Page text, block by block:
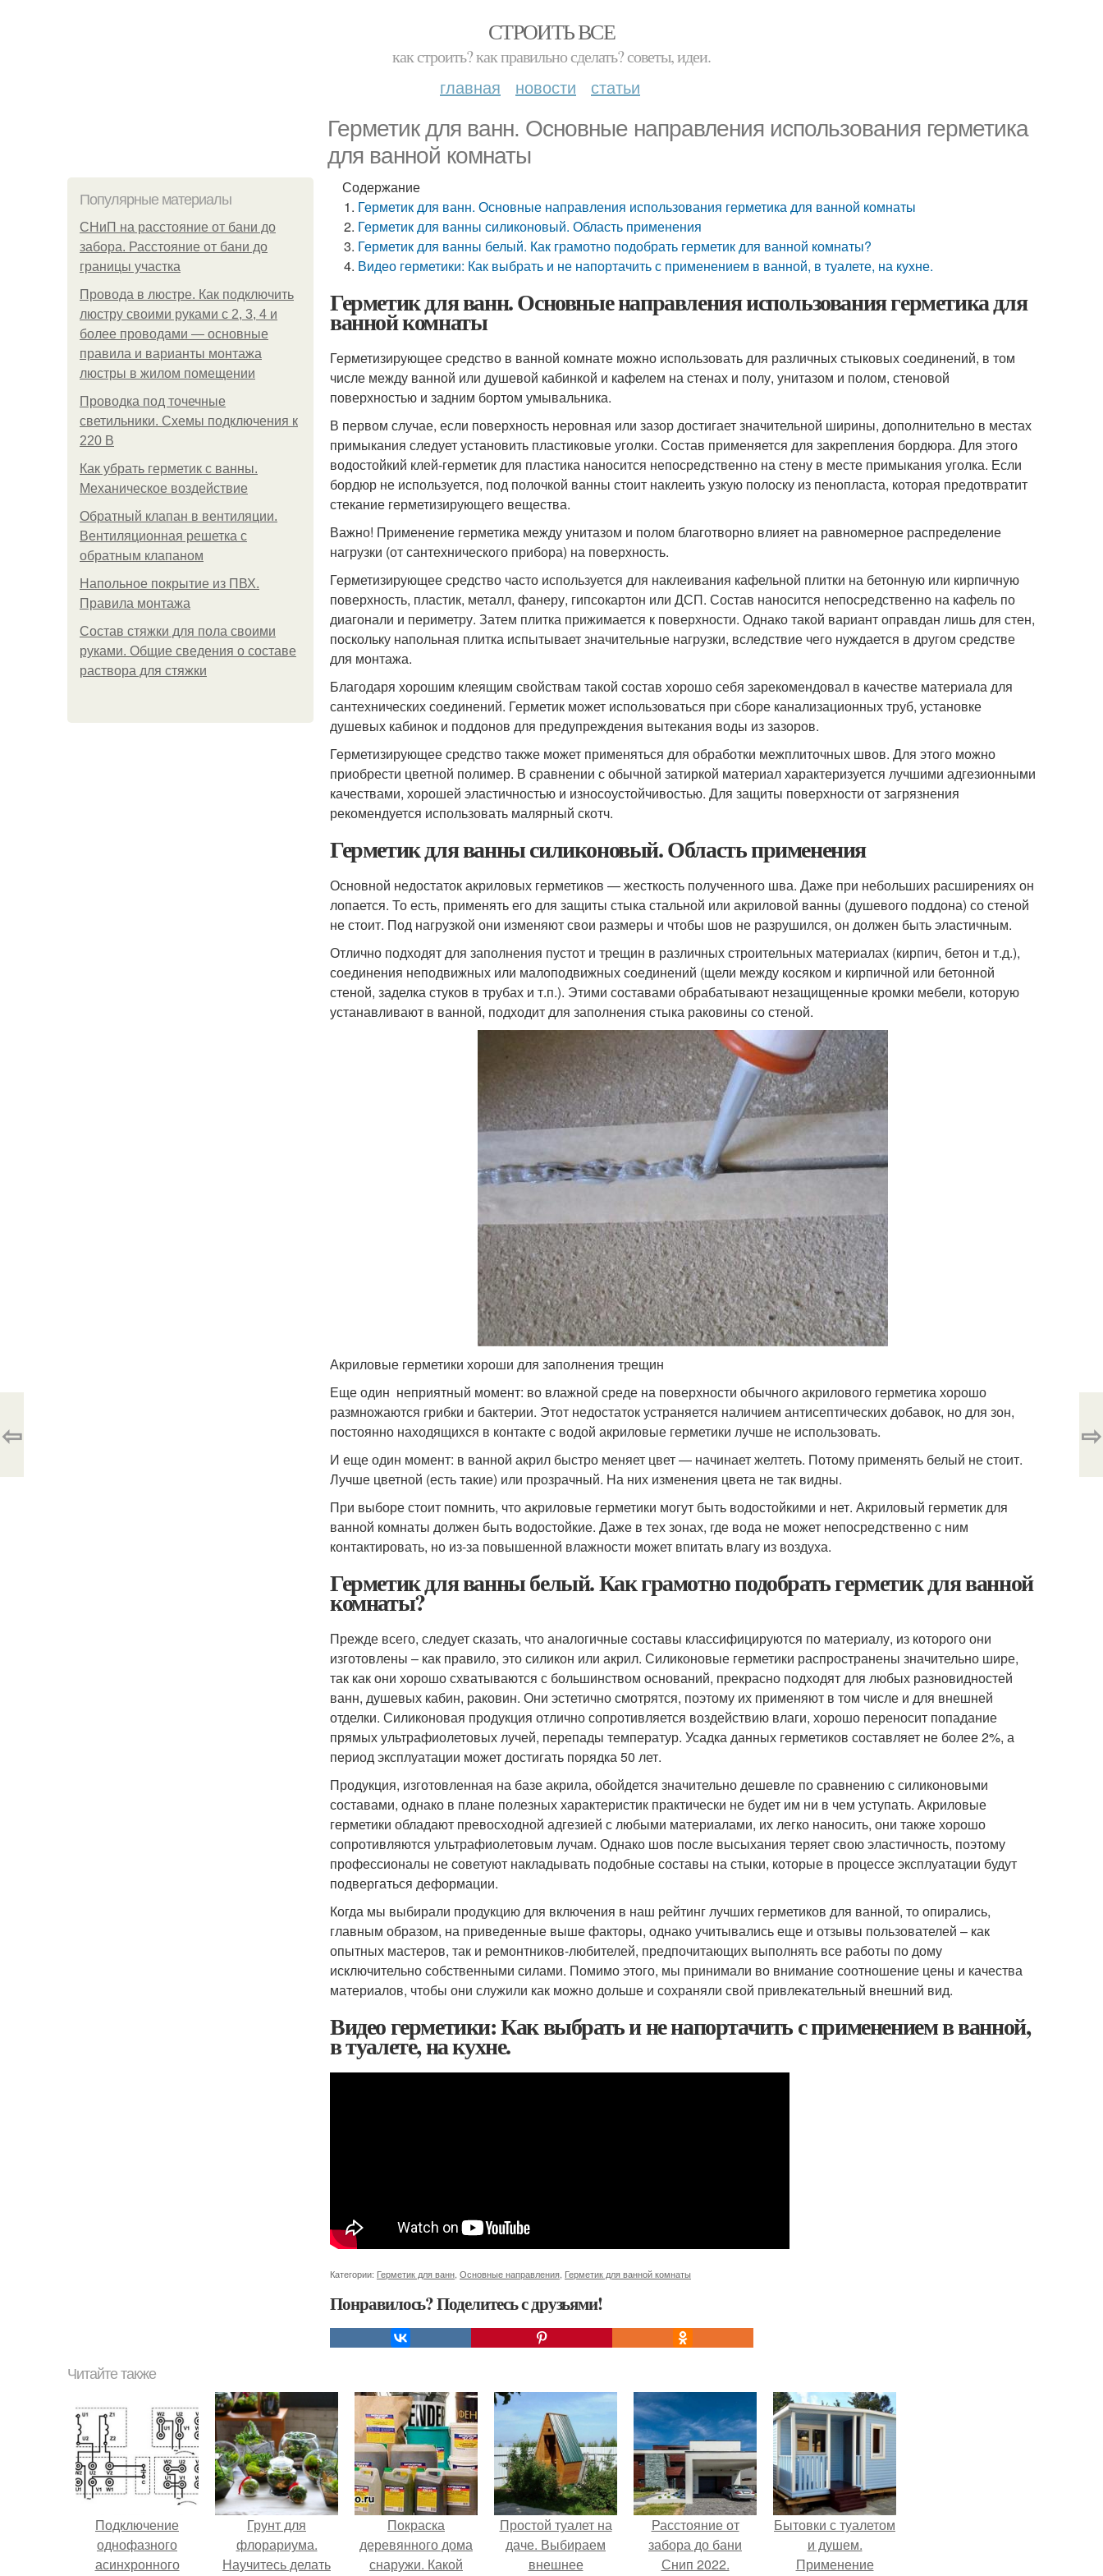
СТРОИТЬ ВСЕ
как строить? как правильно сделать? советы, идеи.
главная новости статьи
Герметик для ванн. Основные направления использования герметика
для ванной комнаты
Популярные материалы
СНиП на расстояние от бани до
забора. Расстояние от бани до
границы участка
Провода в люстре. Как подключить
люстру своими руками с 2, 3, 4 и
более проводами — основные
правила и варианты монтажа
люстры в жилом помещении
Проводка под точечные
светильники. Схемы подключения к
220 В
Как убрать герметик с ванны.
Механическое воздействие
Обратный клапан в вентиляции.
Вентиляционная решетка с
обратным клапаном
Напольное покрытие из ПВХ.
Правила монтажа
Состав стяжки для пола своими
руками. Общие сведения о составе
раствора для стяжки
Содержание
Герметик для ванн. Основные направления использования герметика для ванной комнаты
Герметик для ванны силиконовый. Область применения
Герметик для ванны белый. Как грамотно подобрать герметик для ванной комнаты?
Видео герметики: Как выбрать и не напортачить с применением в ванной, в туалете, на кухне.
Герметик для ванн. Основные направления использования герметика для
ванной комнаты
Герметизирующее средство в ванной комнате можно использовать для различных стыковых соединений, в том
числе между ванной или душевой кабинкой и кафелем на стенах и полу, унитазом и полом, стеновой
поверхностью и задним бортом умывальника.
В первом случае, если поверхность неровная или зазор достигает значительной ширины, дополнительно в местах
примыкания следует установить пластиковые уголки. Состав применяется для закрепления бордюра. Для этого
водостойкий клей-герметик для пластика наносится непосредственно на стену в месте примыкания уголка. Если
бордюр не используется, под полочкой ванны стоит наклеить узкую полоску из пенопласта, которая предотвратит
стекание герметизирующего вещества.
Важно! Применение герметика между унитазом и полом благотворно влияет на равномерное распределение
нагрузки (от сантехнического прибора) на поверхность.
Герметизирующее средство часто используется для наклеивания кафельной плитки на бетонную или кирпичную
поверхность, пластик, металл, фанеру, гипсокартон или ДСП. Состав наносится непосредственно на кафель по
диагонали и периметру. Затем плитка прижимается к поверхности. Однако такой вариант оправдан лишь для стен,
поскольку напольная плитка испытывает значительные нагрузки, вследствие чего нуждается в другом средстве
для монтажа.
Благодаря хорошим клеящим свойствам такой состав хорошо себя зарекомендовал в качестве материала для
сантехнических соединений. Герметик может использоваться при сборе канализационных труб, установке
душевых кабинок и поддонов для предупреждения вытекания воды из зазоров.
Герметизирующее средство также может применяться для обработки межплиточных швов. Для этого можно
приобрести цветной полимер. В сравнении с обычной затиркой материал характеризуется лучшими адгезионными
качествами, хорошей эластичностью и износоустойчивостью. Для защиты поверхности от загрязнения
рекомендуется использовать малярный скотч.
Герметик для ванны силиконовый. Область применения
Основной недостаток акриловых герметиков — жесткость полученного шва. Даже при небольших расширениях он
лопается. То есть, применять его для защиты стыка стальной или акриловой ванны (душевого поддона) со стеной
не стоит. Под нагрузкой они изменяют свои размеры и чтобы шов не разрушился, он должен быть эластичным.
Отлично подходят для заполнения пустот и трещин в различных строительных материалах (кирпич, бетон и т.д.),
соединения неподвижных или малоподвижных соединений (щели между косяком и кирпичной или бетонной
стеной, заделка стуков в трубах и т.п.). Этими составами обрабатывают незащищенные кромки мебели, которую
устанавливают в ванной, подходит для заполнения стыка раковины со стеной.
Акриловые герметики хороши для заполнения трещин
Еще один неприятный момент: во влажной среде на поверхности обычного акрилового герметика хорошо
размножаются грибки и бактерии. Этот недостаток устраняется наличием антисептических добавок, но для зон,
постоянно находящихся в контакте с водой акриловые герметики лучше не использовать.
И еще один момент: в ванной акрил быстро меняет цвет — начинает желтеть. Потому применять белый не стоит.
Лучше цветной (есть такие) или прозрачный. На них изменения цвета не так видны.
При выборе стоит помнить, что акриловые герметики могут быть водостойкими и нет. Акриловый герметик для
ванной комнаты должен быть водостойкие. Даже в тех зонах, где вода не может непосредственно с ним
контактировать, но из-за повышенной влажности может впитать влагу из воздуха.
Герметик для ванны белый. Как грамотно подобрать герметик для ванной
комнаты?
Прежде всего, следует сказать, что аналогичные составы классифицируются по материалу, из которого они
изготовлены – как правило, это силикон или акрил. Силиконовые герметики распространены значительно шире,
так как они хорошо схватываются с большинством оснований, прекрасно подходят для любых разновидностей
ванн, душевых кабин, раковин. Они эстетично смотрятся, поэтому их применяют в том числе и для внешней
отделки. Силиконовая продукция отлично сопротивляется воздействию влаги, хорошо переносит попадание
прямых ультрафиолетовых лучей, перепады температур. Усадка данных герметиков составляет не более 2%, а
период эксплуатации может достигать порядка 50 лет.
Продукция, изготовленная на базе акрила, обойдется значительно дешевле по сравнению с силиконовыми
составами, однако в плане полезных характеристик практически не будет им ни в чем уступать. Акриловые
герметики обладают превосходной адгезией с любыми материалами, их легко наносить, они также хорошо
сопротивляются ультрафиолетовым лучам. Однако шов после высыхания теряет свою эластичность, поэтому
профессионалы не советуют накладывать подобные составы на стыки, которые в процессе эксплуатации будут
подвергаться деформации.
Когда мы выбирали продукцию для включения в наш рейтинг лучших герметиков для ванной, то опирались,
главным образом, на приведенные выше факторы, однако учитывались еще и отзывы пользователей – как
опытных мастеров, так и ремонтников-любителей, предпочитающих выполнять все работы по дому
исключительно собственными силами. Помимо этого, мы принимали во внимание соотношение цены и качества
материалов, чтобы они служили как можно дольше и сохраняли свой привлекательный внешний вид.
Видео герметики: Как выбрать и не напортачить с применением в ванной,
в туалете, на кухне.
Категории: Герметик для ванн Основные направления Герметик для ванной комнаты
Понравилось? Поделитесь с друзьями!
⇦ ⇨
Читайте также
Подключение
однофазного
асинхронного
Грунт для
флорариума.
Научитесь делать
Покраска
деревянного дома
снаружи. Какой
Простой туалет на
даче. Выбираем
внешнее
Расстояние от
забора до бани
Снип 2022.
Бытовки с туалетом
и душем.
Применение